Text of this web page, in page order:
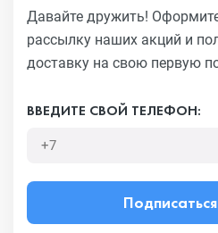
Давайте дружить!
рассылку наших акций и
доставку на свою первую
ВВЕДИТЕ СВОЙ ТЕЛЕФОН:
Подписаться